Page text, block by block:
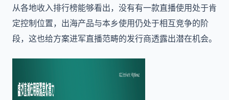
从各地收入排行榜能够看出，没有有一款直播使用处于肯
定控制位置，出海产品与本乡使用仍处于相互竞争的阶
段，这也给方案进军直播范畴的发行商透露出潜在机会。